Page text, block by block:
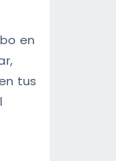
en
tus